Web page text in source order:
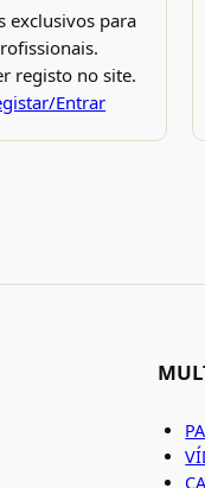
exclusivos para
registo no site.
Entrar